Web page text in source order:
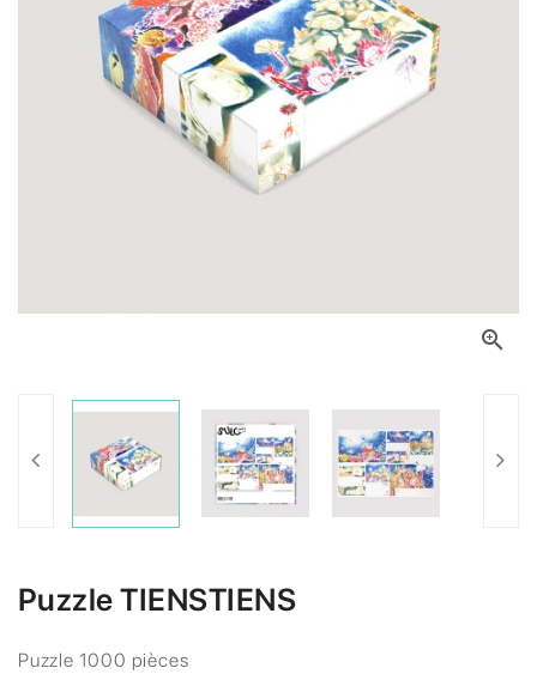

Puzzle TIENSTIENS
Puzzle 1000 pièces